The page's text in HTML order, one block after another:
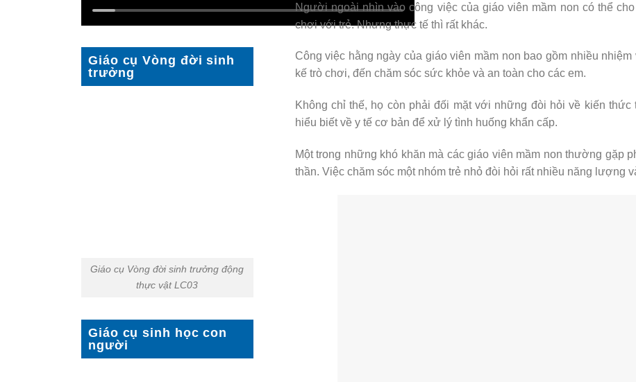
Giáo cụ Vòng đời sinh
trưởng
Giáo cụ Vòng đời sinh trưởng động
thực vật LC03
Giáo cụ sinh học con
người
Người ngoài nhìn vào công việc của giáo viên mầm non có thể
chơi với trẻ. Nhưng thực tế thì rất khác.
Công việc hằng ngày của giáo viên mầm non bao gồm nhiều
kế trò chơi, đến chăm sóc sức khỏe và an toàn cho các em.
Không chỉ thế, họ còn phải đối mặt với những đòi hỏi về kiến
hiểu biết về y tế cơ bản để xử lý tình huống khẩn cấp.
Một trong những khó khăn mà các giáo viên mầm non thường gặp
thần. Việc chăm sóc một nhóm trẻ nhỏ đòi hỏi rất nhiều năng lượng